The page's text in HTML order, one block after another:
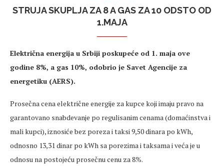
STRUJA SKUPLJA ZA 8 A GAS ZA 10 ODSTO OD
1.MAJA
Električna energija u Srbiji poskupeće od 1. maja ove
godine 8%, a gas 10%, odobrio je Savet Agencije za
energetiku (AERS).
Prosečna cena električne energije za kupce koji imaju pravo na
garantovano snabdevanje po regulisanim cenama (domaćinstva i
mali kupci), iznosiće bez poreza i taksi 9,50 dinara po kWh,
odnosno 13,31 dinar po kWh sa porezima i taksama i veća je u
odnosu na postojeću prosečnu cenu za 8%.